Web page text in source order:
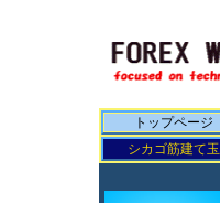
トップページ
シカゴ筋建て玉